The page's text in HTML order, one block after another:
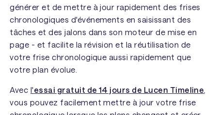
générer et de mettre à jour rapidement des frises
chronologiques d'événements en saisissant des
tâches et des jalons dans son moteur de mise en
page - et facilite la révision et la réutilisation de
votre frise chronologique aussi rapidement que
votre plan évolue.
Avec l'essai gratuit de 14 jours de Lucen Timeline,
vous pouvez facilement mettre à jour votre frise